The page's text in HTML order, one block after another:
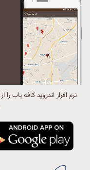
نرم افزار اندروید کافه یاب